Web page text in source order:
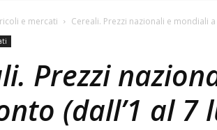
e mercati Cereali. Prezzi nazionali e mondiali
Prezzi
(dall’1 al 7